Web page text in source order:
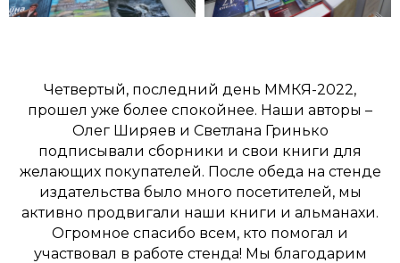
Четвертый, последний день ММКЯ-2022,
прошел уже более спокойнее. Наши авторы –
Олег Ширяев и Светлана Гринько
подписывали сборники и свои книги для
желающих покупателей. После обеда на стенде
издательства было много посетителей, мы
активно продвигали наши книги и альманахи.
Огромное спасибо всем, кто помогал и
участвовал в работе стенда! Мы благодарим